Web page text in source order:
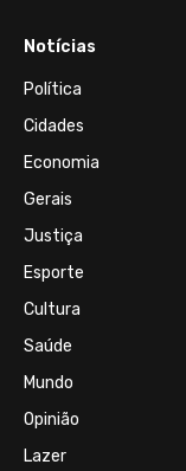
Notícias
Política
Cidades
Economia
Gerais
Justiça
Esporte
Cultura
Saúde
Mundo
Opinião
Lazer